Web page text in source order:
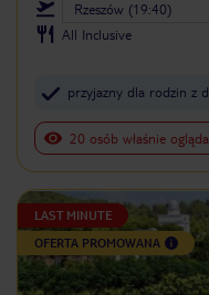
Rzeszów (19:40)
All Inclusive
przyjazny dla rodzin z
20 osób właśnie
LAST MINUTE
OFERTA PROMOWANA